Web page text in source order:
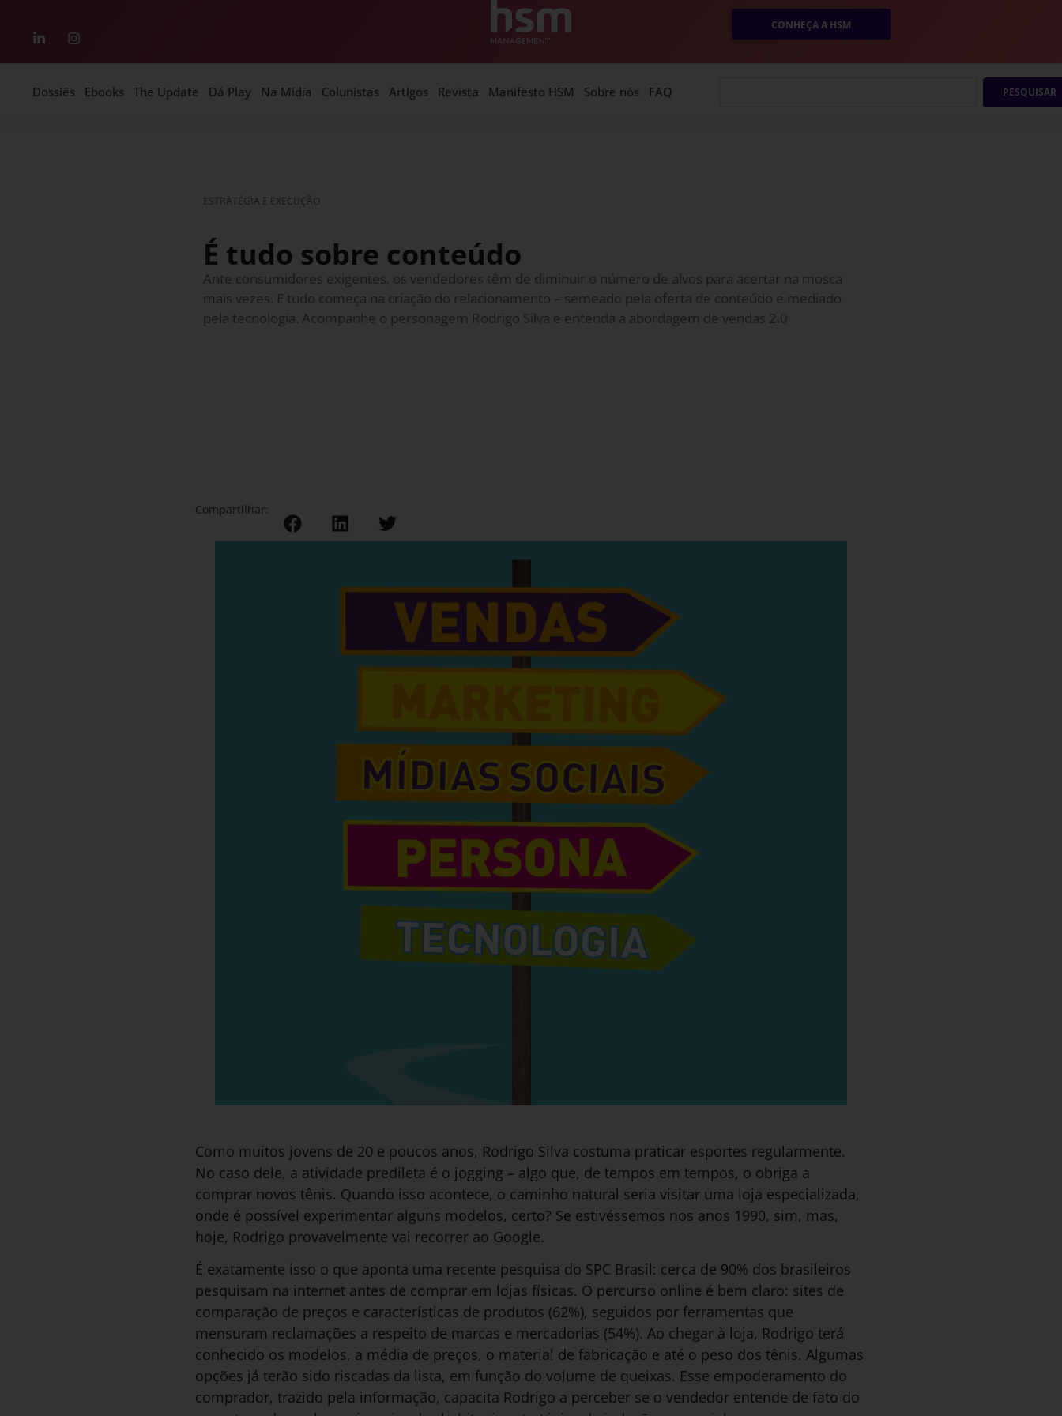
CONHEÇA A HSM
Dossiês Ebooks The Update Dá Play Na Mídia Colunistas Artigos Revista Manifesto HSM Sobre nós FAQ PESQUISAR
ESTRATÉGIA E EXECUÇÃO
É tudo sobre conteúdo
Ante consumidores exigentes, os vendedores têm de diminuir o número de alvos para acertar na mosca
mais vezes. E tudo começa na criação do relacionamento – semeado pela oferta de conteúdo e mediado
pela tecnologia. Acompanhe o personagem Rodrigo Silva e entenda a abordagem de vendas 2.0
Compartilhar:
Como muitos jovens de 20 e poucos anos, Rodrigo Silva costuma praticar esportes regularmente.
No caso dele, a atividade predileta é o jogging – algo que, de tempos em tempos, o obriga a
comprar novos tênis. Quando isso acontece, o caminho natural seria visitar uma loja especializada,
onde é possível experimentar alguns modelos, certo? Se estivéssemos nos anos 1990, sim, mas,
hoje, Rodrigo provavelmente vai recorrer ao Google.
É exatamente isso o que aponta uma recente pesquisa do SPC Brasil: cerca de 90% dos brasileiros
pesquisam na internet antes de comprar em lojas físicas. O percurso online é bem claro: sites de
comparação de preços e características de produtos (62%), seguidos por ferramentas que
mensuram reclamações a respeito de marcas e mercadorias (54%). Ao chegar à loja, Rodrigo terá
conhecido os modelos, a média de preços, o material de fabricação e até o peso dos tênis. Algumas
opções já terão sido riscadas da lista, em função do volume de queixas. Esse empoderamento do
comprador, trazido pela informação, capacita Rodrigo a perceber se o vendedor entende de fato do